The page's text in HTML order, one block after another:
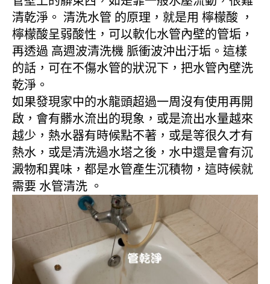
清乾淨。 清洗水管 的原理，就是用 檸檬酸 ，
檸檬酸呈弱酸性，可以軟化水管內壁的管垢，
再透過 高週波清洗機 脈衝波沖出汙垢。這樣
的話，可在不傷水管的狀況下，把水管內壁洗
乾淨。
如果發現家中的水龍頭超過一周沒有使用再開
啟，會有髒水流出的現象，或是流出水量越來
越少，熱水器有時候點不著，或是等很久才有
熱水，或是清洗過水塔之後，水中還是會有沉
澱物和異味，都是水管產生沉積物，這時候就
需要 水管清洗 。